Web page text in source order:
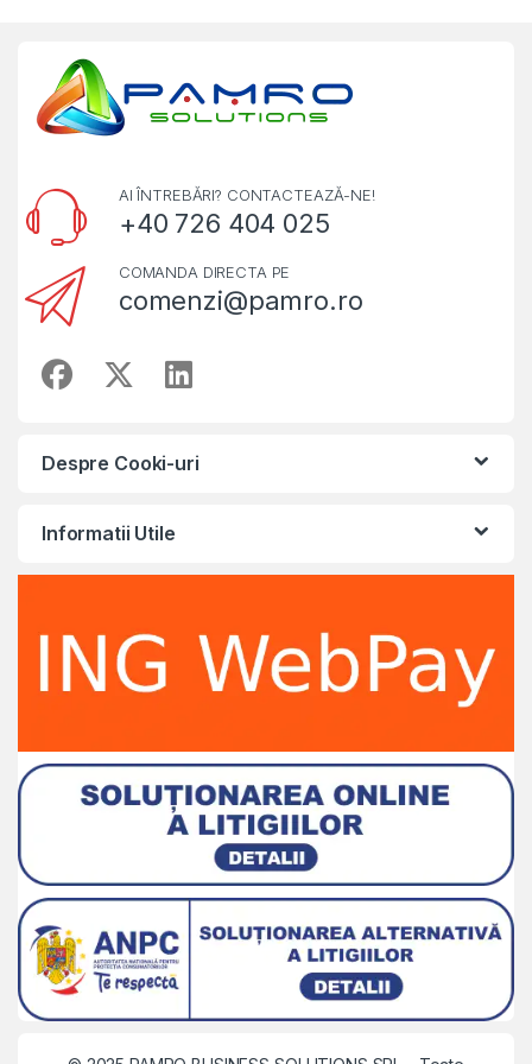
AI ÎNTREBĂRI? CONTACTEAZĂ-NE!
+40 726 404 025
COMANDA DIRECTA PE
comenzi@pamro.ro
Despre Cooki-uri
Informatii Utile